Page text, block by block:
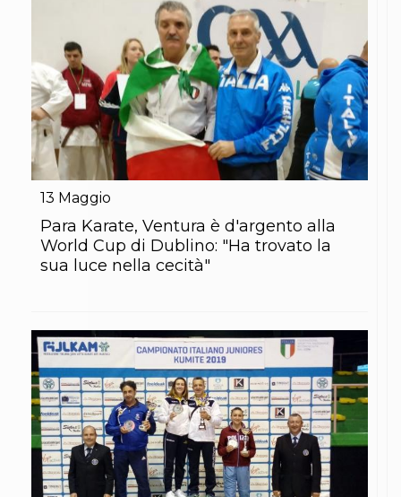
13 Maggio
Para Karate, Ventura è d'argento alla
World Cup di Dublino: "Ha trovato la
sua luce nella cecità"